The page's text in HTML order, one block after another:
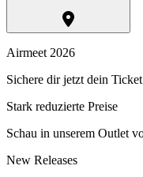
Airmeet 2026
Sichere dir jetzt dein
Stark reduzierte Preise
Schau in unserem Outlet
New Releases